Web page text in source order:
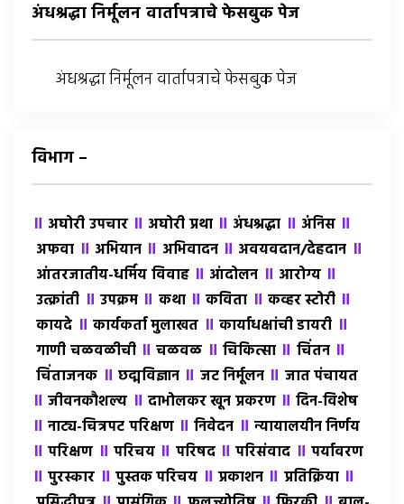
अंधश्रद्धा निर्मूलन वार्तापत्राचे फेसबुक पेज
अंधश्रद्धा निर्मूलन वार्तापत्राचे फेसबुक पेज
विभाग –
॥ अघोरी उपचार ॥ अघोरी प्रथा ॥ अंधश्रद्धा ॥ अंंनिस ॥
अफवा ॥ अभियान ॥ अभिवादन ॥ अवयवदान/देहदान ॥
आंतरजातीय-धर्मिय विवाह ॥ आंदोलन ॥ आरोग्य ॥
उत्क्रांती ॥ उपक्रम ॥ कथा ॥कविता ॥ कव्हर स्टोरी ॥
कायदे ॥ कार्यकर्ता मुलाखत ॥ कार्याधक्षांची डायरी ॥
गाणी चळवळीची ॥चळवळ ॥ चिकित्सा ॥ चिंतन ॥
चिंताजनक ॥ छद्मविज्ञान ॥ जट निर्मूलन ॥ जात पंचायत
॥जीवनकौशल्य ॥ दाभोलकर खून प्रकरण ॥दिन-विशेष
॥नाट्य-चित्रपट परिक्षण ॥निवेदन ॥ न्यायालयीन निर्णय
॥परिक्षण ॥ परिचय ॥ परिषद ॥परिसंवाद ॥ पर्यावरण
॥पुरस्कार ॥ पुस्तक परिचय ॥ प्रकाशन ॥ प्रतिक्रिया ॥